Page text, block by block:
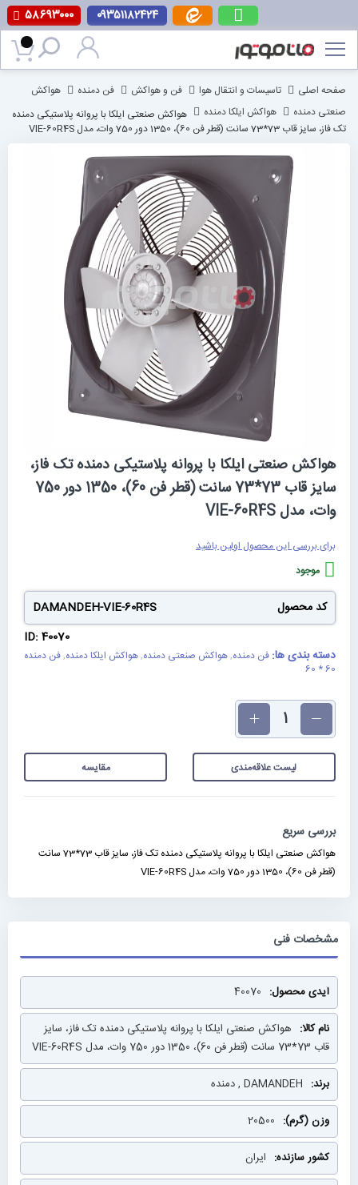
۵۸۶۹۳۰۰۰ ۰۹۳۵۱۱۸۲۴۲۴
به
صفحه اصلی
تاسیسات و انتقال هوا فن و هواکش فن دمنده
هواکش
صنعتی دمنده
هواکش ایلکا دمنده
هواکش صنعتی ایلکا با پروانه پلاستیکی دمنده
تک فاز، سایز قاب 73*73 سانت (قطر فن 60)، 1350 دور 750 وات، مدل VIE-60R4S
رفتن
به
ابتدای
گالری
تصاویر
هواکش صنعتی ایلکا با پروانه پلاستیکی دمنده تک فاز،
سایز قاب 73*73 سانت (قطر فن 60)، 1350 دور 750
وات، مدل VIE-60R4S
برای بررسی این محصول اولین باشید
موجود
کد محصول
DAMANDEH-VIE-60R4S
ID: 40070
دسته بندی ها: فن دمنده,هواکش صنعتی دمنده,هواکش ایلکا دمنده,فن دمنده
60 * 60
تعداد
لیست علاقه‌مندی مقایسه
بررسی سریع
هواکش صنعتی ایلکا با پروانه پلاستیکی دمنده تک فاز، سایز قاب 73*73 سانت
(قطر فن 60)، 1350 دور 750 وات، مدل VIE-60R4S
مشخصات فنی
مشخصات
فنی
40070
هواکش صنعتی ایلکا با پروانه پلاستیکی دمنده تک فاز، سایز
قاب 73*73 سانت (قطر فن 60)، 1350 دور 750 وات، مدل VIE-60R4S
DAMANDEH , دمنده
20500
ایران